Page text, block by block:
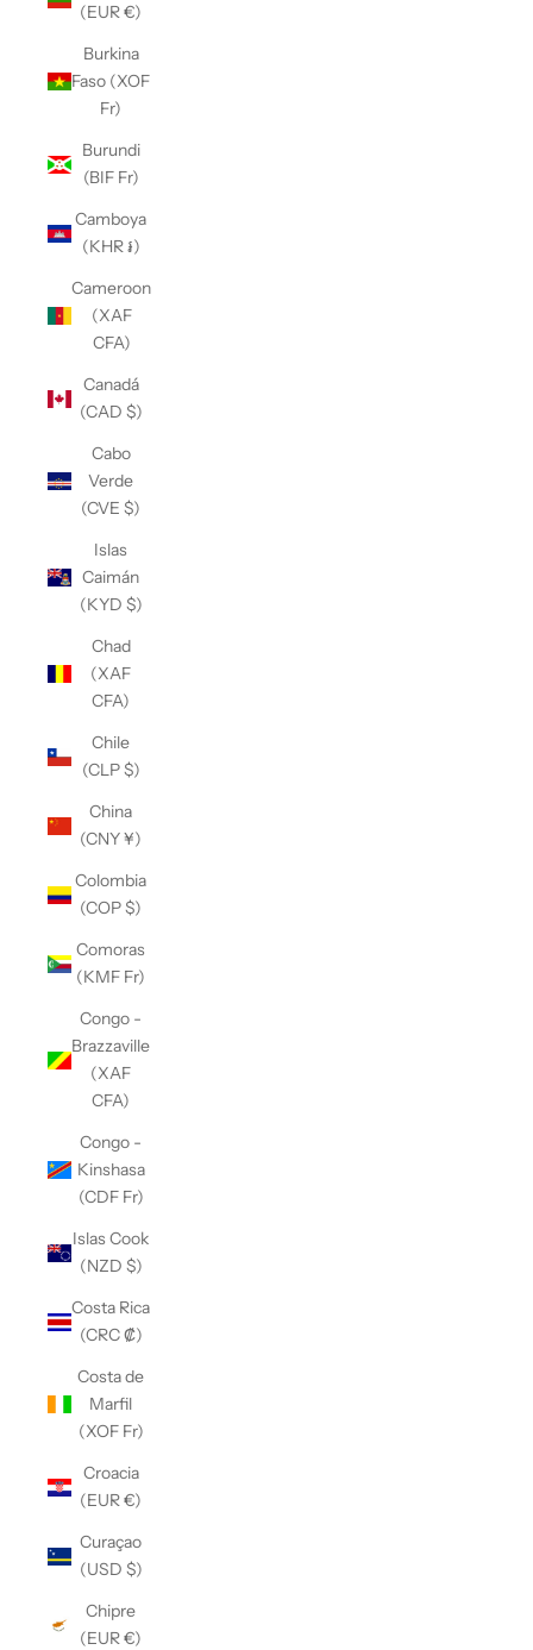
(EUR €)
Burkina
Faso (XOF
Fr)
Burundi
(BIF Fr)
Camboya
(KHR ៛)
Cameroon
(XAF
CFA)
Canadá
(CAD $)
Cabo
Verde
(CVE $)
Islas
Caimán
(KYD $)
Chad
(XAF
CFA)
Chile
(CLP $)
China
(CNY ¥)
Colombia
(COP $)
Comoras
(KMF Fr)
Congo -
Brazzaville
(XAF
CFA)
Congo -
Kinshasa
(CDF Fr)
Islas Cook
(NZD $)
Costa Rica
(CRC ₡)
Costa de
Marfil
(XOF Fr)
Croacia
(EUR €)
Curaçao
(USD $)
Chipre
(EUR €)